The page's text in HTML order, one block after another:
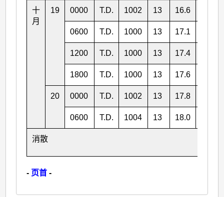
十
月
19 0000 T.D. 1002 13 16.6
0600 T.D. 1000 13 17.1
1200 T.D. 1000 13 17.4
1800 T.D. 1000 13 17.6
20 0000 T.D. 1002 13 17.8
0600 T.D. 1004 13 18.0
消散
- 页首 -